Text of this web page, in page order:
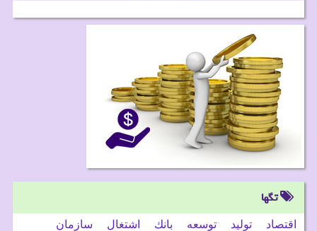
تگها
اقتصاد تولید توسعه بانك اشتغال
سازمان